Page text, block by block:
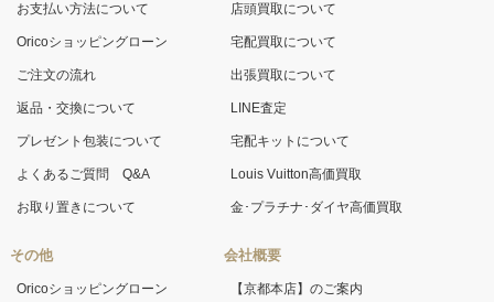
お支払い方法について
Oricoショッピングローン
ご注文の流れ
返品・交換について
プレゼント包装について
よくあるご質問 Q&A
お取り置きについて
その他
Oricoショッピングローン
店頭買取について
宅配買取について
出張買取について
LINE査定
宅配キットについて
Louis Vuitton高価買取
金･プラチナ･ダイヤ高価買取
会社概要
【京都本店】のご案内